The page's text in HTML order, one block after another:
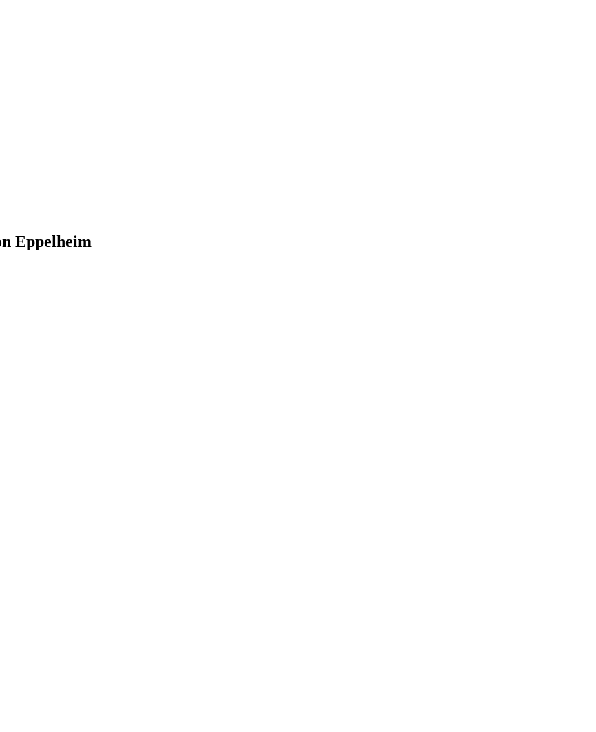
Eppelheim